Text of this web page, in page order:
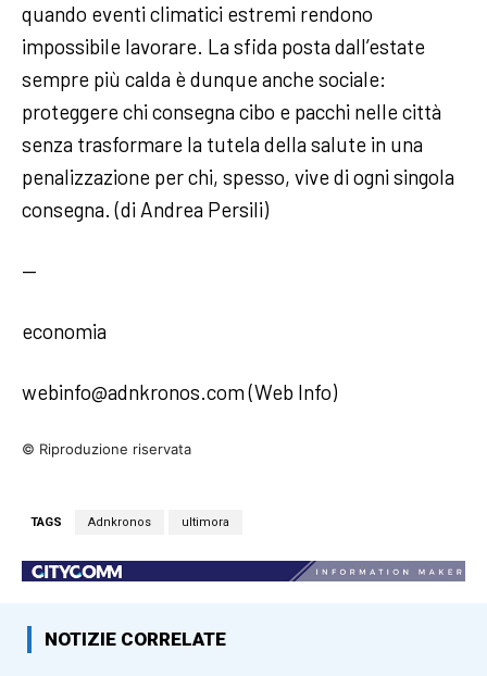
quando eventi climatici estremi rendono
impossibile lavorare. La sfida posta dall’estate
sempre più calda è dunque anche sociale:
proteggere chi consegna cibo e pacchi nelle città
senza trasformare la tutela della salute in una
penalizzazione per chi, spesso, vive di ogni singola
consegna. (di Andrea Persili)
—
economia
webinfo@adnkronos.com (Web Info)
© Riproduzione riservata
TAGS Adnkronos ultimora
NOTIZIE CORRELATE